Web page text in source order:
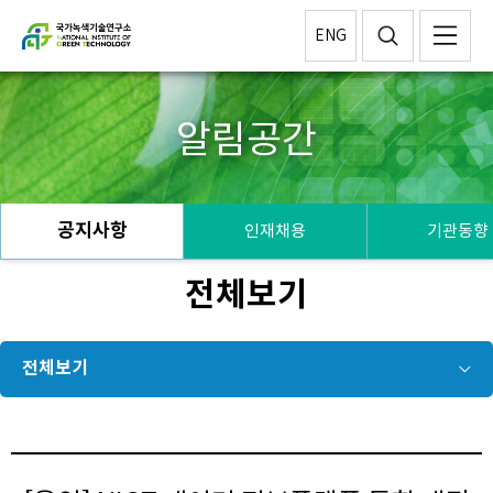
ENG
알림공간
공지사항 인재채용 기관동향
전체보기
전체보기